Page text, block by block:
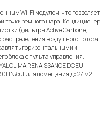
Wi-Fi модулем, что позволяет
точки земного шара. Кондиционер
(фильтры Active Carbone,
воздушного потока
горизонтальными и
блока с пульта управления.
CLIMA RENAISSANCE DC EU
out для помещения до 27 м2